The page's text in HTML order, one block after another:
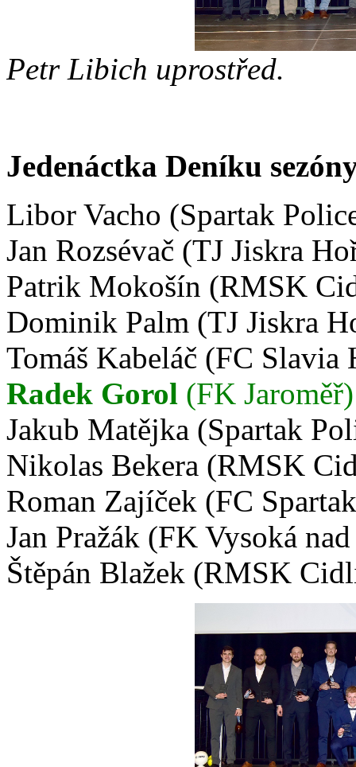
Petr Libich uprostřed.
Jedenáctka Deníku
Libor Vacho (Spartak
Jan Rozsévač (TJ Jiskra
Patrik Mokošín (RMSK
Dominik Palm (TJ Jiskra
Tomáš Kabeláč (FC Slavia
Radek Gorol (FK Jaroměř)
Jakub Matějka (Spartak
Nikolas Bekera (RMSK
Roman Zajíček (FC
Jan Pražák (FK Vysoká
Štěpán Blažek (RMSK